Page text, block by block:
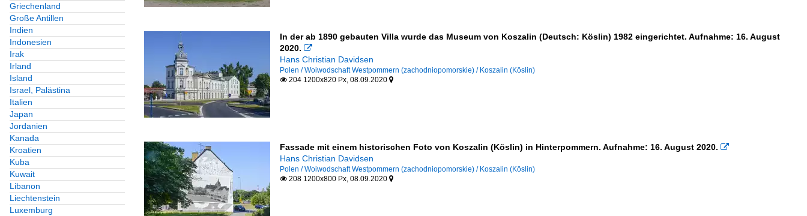
Griechenland
Große Antillen
Indien
Indonesien
Irak
Irland
Island
Israel, Palästina
Italien
Japan
Jordanien
Kanada
Kroatien
Kuba
Kuwait
Libanon
Liechtenstein
Luxemburg
In der ab 1890 gebauten Villa wurde das Museum von Koszalin (Deutsch: Köslin) 1982 eingerichtet. Aufnahme: 16. August
2020. 
Hans Christian Davidsen
Polen / Woiwodschaft Westpommern (zachodniopomorskie) / Koszalin (Köslin)
204 1200x820 Px, 08.09.2020 
Fassade mit einem historischen Foto von Koszalin (Köslin) in Hinterpommern. Aufnahme: 16. August 2020. 
Hans Christian Davidsen
Polen / Woiwodschaft Westpommern (zachodniopomorskie) / Koszalin (Köslin)
208 1200x800 Px, 08.09.2020 